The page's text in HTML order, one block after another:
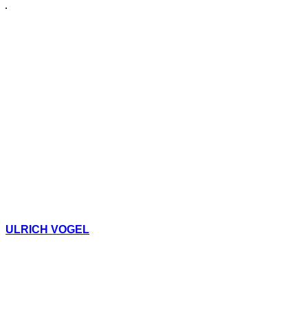
ULRICH VOGEL